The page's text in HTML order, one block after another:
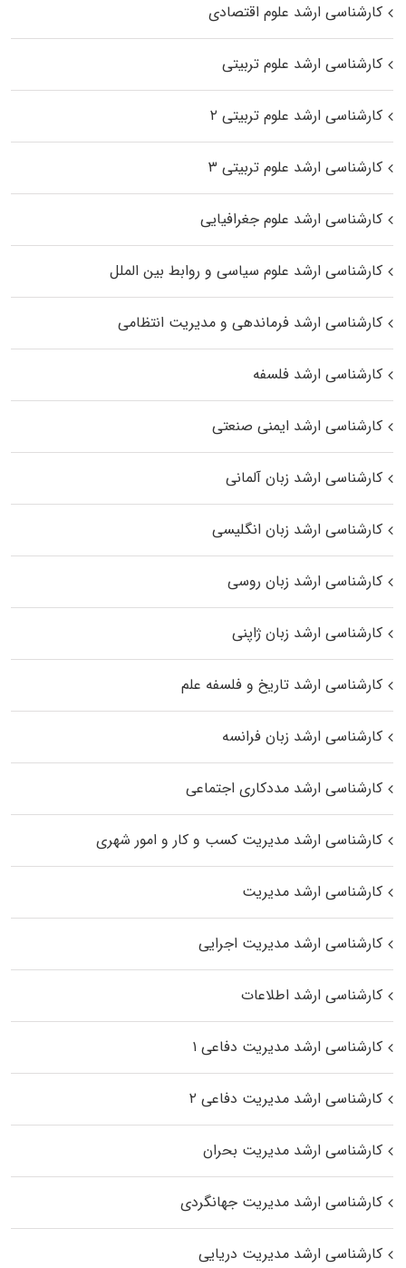
کارشناسی ارشد علوم اقتصادی
کارشناسی ارشد علوم تربیتی
کارشناسی ارشد علوم تربیتی ۲
کارشناسی ارشد علوم تربیتی ۳
کارشناسی ارشد علوم جغرافیایی
کارشناسی ارشد علوم سیاسی و روابط بین الملل
کارشناسی ارشد فرماندهی و مدیریت انتظامی
کارشناسی ارشد فلسفه
کارشناسی ارشد ایمنی صنعتی
کارشناسی ارشد زبان آلمانی
کارشناسی ارشد زبان انگلیسی
کارشناسی ارشد زبان روسی
کارشناسی ارشد زبان ژاپنی
کارشناسی ارشد تاریخ و فلسفه علم
کارشناسی ارشد زبان فرانسه
کارشناسی ارشد مددکاری اجتماعی
کارشناسی ارشد مدیریت کسب و کار و امور شهری
کارشناسی ارشد مدیریت
کارشناسی ارشد مدیریت اجرایی
کارشناسی ارشد اطلاعات
کارشناسی ارشد مدیریت دفاعی ۱
کارشناسی ارشد مدیریت دفاعی ۲
کارشناسی ارشد مدیریت بحران
کارشناسی ارشد مدیریت جهانگردی
کارشناسی ارشد مدیریت دریایی